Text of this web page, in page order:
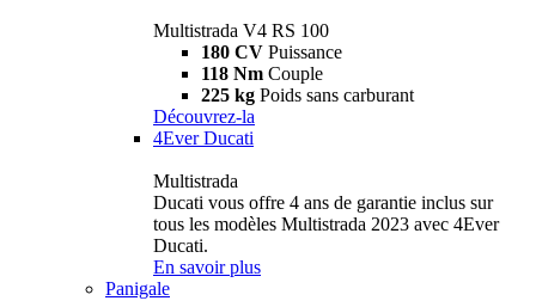
Multistrada V4 RS 100
180 CV Puissance
118 Nm Couple
225 kg Poids sans carburant
Découvrez-la
4Ever Ducati
Multistrada
Ducati vous offre 4 ans de garantie inclus sur
tous les modèles Multistrada 2023 avec 4Ever
Ducati.
En savoir plus
Panigale